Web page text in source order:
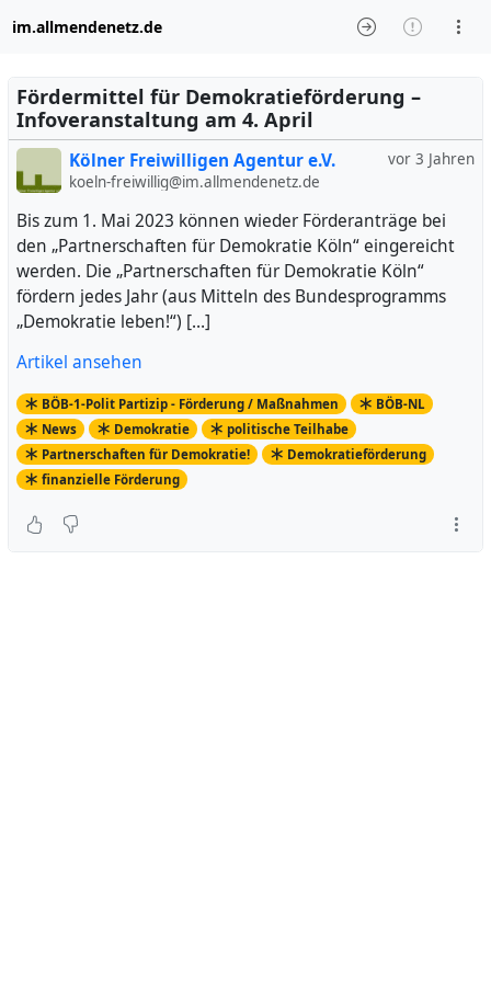
im.allmendenetz.de
Fördermittel für Demokratieförderung –
Infoveranstaltung am 4. April
vor 3 Jahren
Kölner Freiwilligen Agentur e.V.
koeln-freiwillig@im.allmendenetz.de
Bis zum 1. Mai 2023 können wieder Förderanträge bei
den „Partnerschaften für Demokratie Köln“ eingereicht
werden. Die „Partnerschaften für Demokratie Köln“
fördern jedes Jahr (aus Mitteln des Bundesprogramms
„Demokratie leben!“) […]
Artikel ansehen
BÖB-1-Polit Partizip - Förderung / Maßnahmen
BÖB-NL
News
Demokratie
politische Teilhabe
Partnerschaften für Demokratie!
Demokratieförderung
finanzielle Förderung